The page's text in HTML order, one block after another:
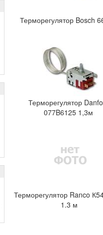
Терморегулятор Bosch
Терморегулятор
077B6125 1,3м
Терморегулятор Ranco
1.3 м